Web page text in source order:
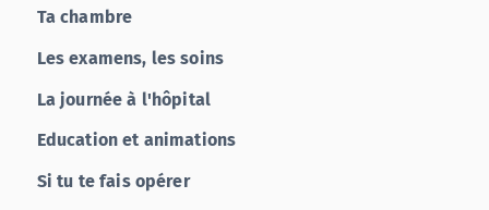
Ta chambre
Les examens, les soins
La journée à l'hôpital
Education et animations
Si tu te fais opérer